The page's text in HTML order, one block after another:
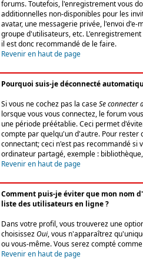
forums. Toutefois, l'enregistrement vous
additionnelles non-disponibles pour les
avatar, une messagerie privée, l'envoi d'e-
groupe d'utilisateurs, etc.
il est donc recommandé de le faire.
Revenir en haut de page
Pourquoi suis-je déconnecté
Si vous ne cochez pas la caseSe
lorsque vous vous connectez, le forum
une période préétablie. Ceci permet
compte par quelqu'un d'autre. Pour rester
connectant; ceci n'est pas recommandé si
ordinateur partagé, exemple :
Revenir en haut de page
Comment puis-je éviter que mon nom
liste des utilisateurs en ligne ?
Dans votre profil, vous trouverez une
choisissezOui, vous n'apparaîtrez
ou vous-même. Vous serez compté
Revenir en haut de page